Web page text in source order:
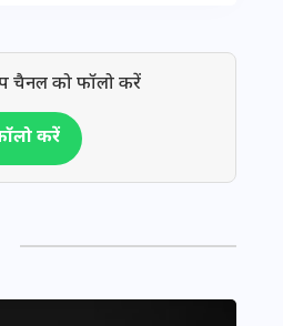
चैनल को फॉलो करें
करें